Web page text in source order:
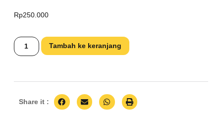
Rp250.000
Tambah ke keranjang
Share it :